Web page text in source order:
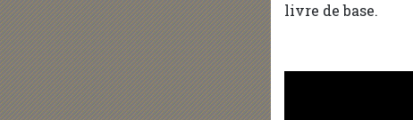
livre de base.